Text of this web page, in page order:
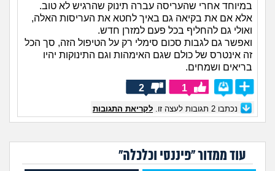
במיוחד אחרי שהעריסה עברה תינוק שהרגיש לא טוב.
אלא אם את בקיאה גם באיך לחטא את העריסות האלה,
ואולי גם להחליף בכל פעם למזרן חדש.
ואפשר גם לגבות סכום סימלי רק על הטיפול הזה, סך הכל
זה אינטרס של כולם שגם האימהות וגם התינוקות יהיו
בריאים ושמחים.
1
2
נכתבו 2 תגובות לעצה זו. לקריאת התגובות
עוד ממדור "פיננסי וכלכלה"